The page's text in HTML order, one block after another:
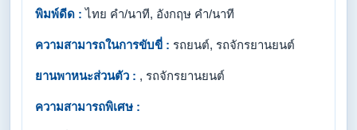
พิมพ์ดีด : ไทย คำ/นาที, อังกฤษ คำ/นาที
ความสามารถในการขับขี่ : รถยนต์, รถจักรยานยนต์
ยานพาหนะส่วนตัว : , รถจักรยานยนต์
ความสามารถพิเศษ :